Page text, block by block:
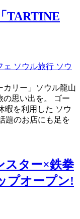
TARTINE
ェ ソウル旅行 ソウ
カリー」ソウル龍山
の思い出を。 ゴー
暇を利用した ソウ
題のお店にも足を
スター×鉄拳
プオープン!